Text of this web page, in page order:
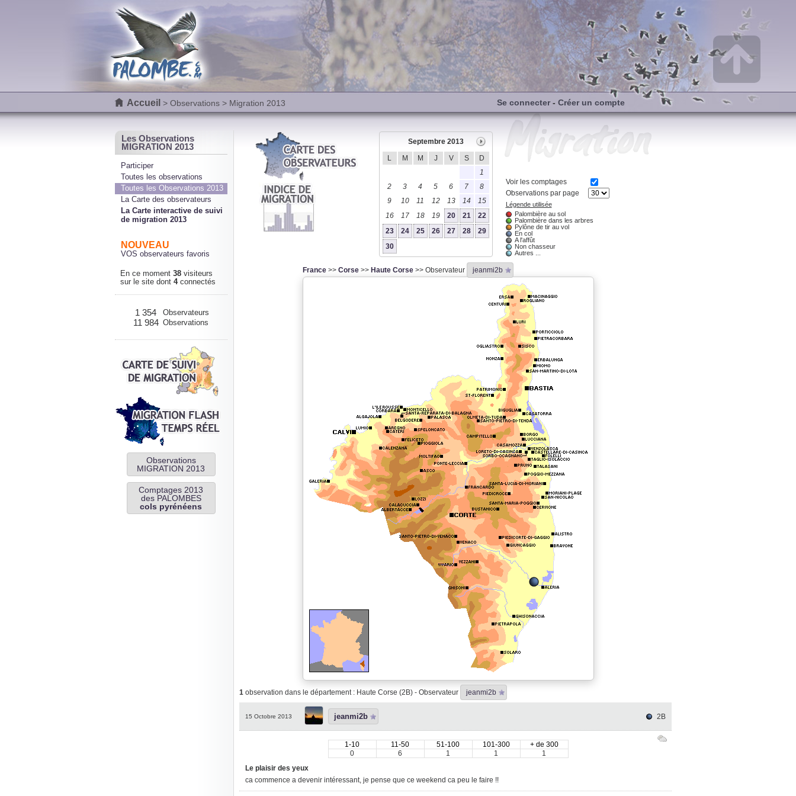
Accueil > Observations> Migration 2013 Se connecter- Créer un compte
Les Observations
MIGRATION 2013
Participer
Toutes les observations
Toutes les Observations 2013
La Carte des observateurs
La Carte interactive de suivi
de migration 2013
NOUVEAU
VOS observateurs favoris
En ce moment 38visiteurs
sur le site dont 4connectés
1 354 Observateurs
11 984 Observations
Observations
MIGRATION 2013
Comptages 2013
des PALOMBES
cols pyrénéens
Septembre 2013
L
M M J V S
D
1
2
3 4 5 6 7
8
9
10 11 12 13 14
15
16
17 18 19 20 21
22
23
24 25 26 27 28
29
30
Voir les comptages
Observations par page
Légende utilisée
Palombière au sol
Palombière dans les arbres
Pylône de tir au vol
En col
A l'affût
Non chasseur
Autres ...
France >> Corse >> Haute Corse >> Observateur jeanmi2b
1observation dans le département : Haute Corse (2B) - Observateur jeanmi2b
15 Octobre 2013 jeanmi2b 2B
1-10 11-50 51-100 101-300
+ de 300
0
6 1 1
1
Le plaisir des yeux
ca commence a devenir intéressant, je pense que ce weekend ca peu le faire !!